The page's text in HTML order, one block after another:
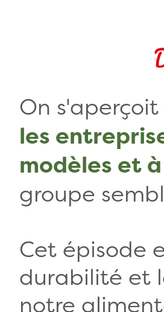
On
les
modèles et
groupe
Cet épisode
durabilité et
notre